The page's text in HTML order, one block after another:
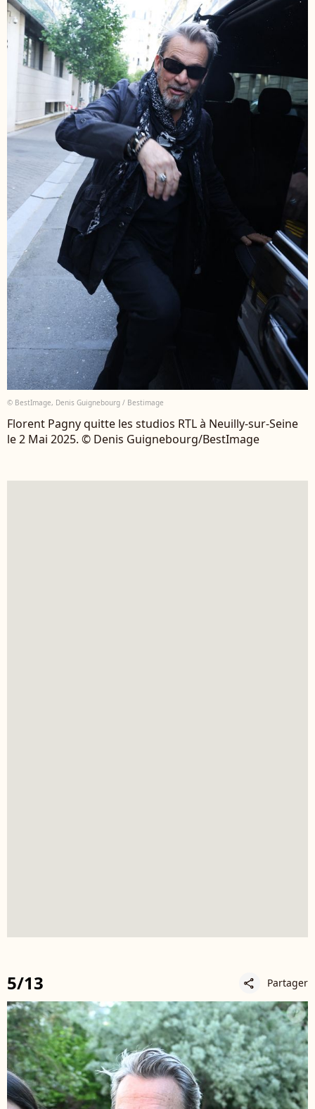
© BestImage, Denis Guignebourg / Bestimage
Florent Pagny quitte les studios RTL à Neuilly-sur-Seine
le 2 Mai 2025. © Denis Guignebourg/BestImage
5/13 share Partager